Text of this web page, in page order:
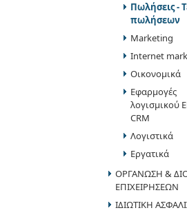
Πωλήσεις -
πωλήσεων
Marketing
Internet
Οικονομικά
Εφαρμογές
λογισμικού
CRM
Λογιστικά
Εργατικά
ΟΡΓΑΝΩΣΗ &
ΕΠΙΧΕΙΡΗΣΕΩΝ
ΙΔΙΩΤΙΚΗ